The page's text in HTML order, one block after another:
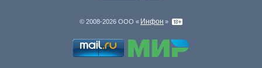
© 2008-2026 ООО « Инфон »